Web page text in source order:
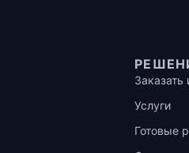
Заказать
Услуги
Готовые